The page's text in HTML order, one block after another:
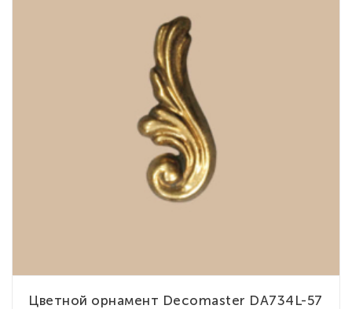
Цветной орнамент Decomaster DA734L-57